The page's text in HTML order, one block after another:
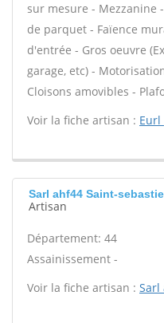
sur mesure - Mezzanine
de parquet - Faïence
d'entrée - Gros oeuvre
garage, etc) -
Cloisons amovibles -
Voir la fiche artisan :
Sarl ahf44 Saint-
Artisan
Département: 44
Assainissement -
Voir la fiche artisan : Sarl